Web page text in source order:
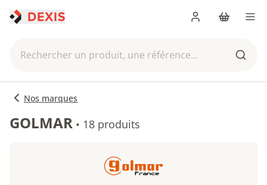
Rechercher un produit, une référence...
Panier
Nos marques
GOLMAR • 18 produits